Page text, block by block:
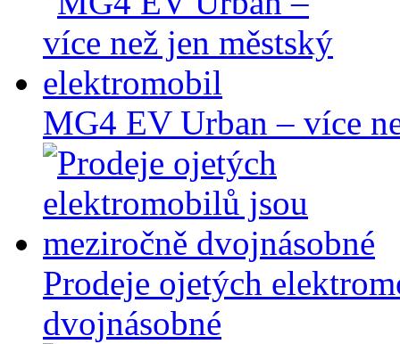
MG4 EV Urban – více
Prodeje ojetých
dvojnásobné